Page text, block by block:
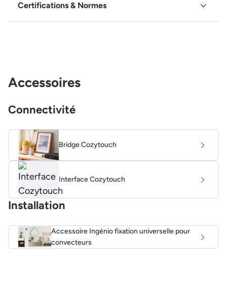
Certifications & Normes
Accessoires
Connectivité
Bridge Cozytouch
Interface Cozytouch
Installation
Accessoire Ingénio fixation universelle pour
convecteurs